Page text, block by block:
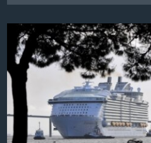
ພາສາຕ່າງໆ